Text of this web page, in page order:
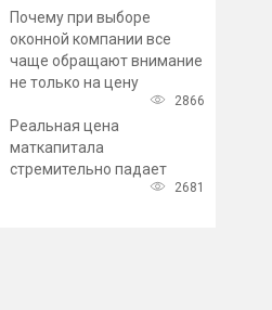
Почему при выборе
оконной компании все
чаще обращают внимание
не только на цену
2866
Реальная цена
маткапитала
стремительно падает
2681